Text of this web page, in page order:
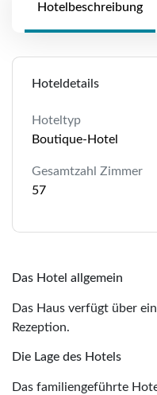
Hotelbeschreibung
Hoteldetails
Hoteltyp
Boutique-Hotel
Gesamtzahl Zimmer
57
Das Hotel allgemein
Das Haus verfügt über
Rezeption.
Die Lage des Hotels
Das familiengeführte